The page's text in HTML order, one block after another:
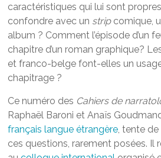
caractéristiques qui lui sont
confondre avec un stripcomique,
album ? Comment l’épisode d’un
chapitre d’un roman graphique?
et franco-belge font-elles un
chapitrage ?
Ce numéro des Cahiers de
Raphaël Baroni et Anaïs
français langue étrangère, tente
ces questions, rarement posées. Il